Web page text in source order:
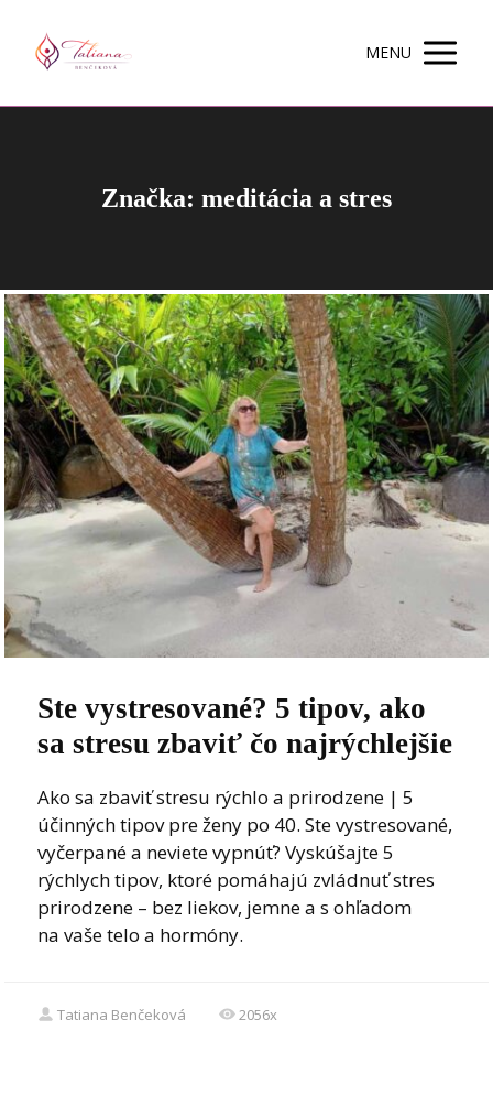
MENU
Značka: meditácia a stres
Ste vystresované? 5 tipov, ako
sa stresu zbaviť čo najrýchlejšie
Ako sa zbaviť stresu rýchlo a prirodzene | 5
účinných tipov pre ženy po 40. Ste vystresované,
vyčerpané a neviete vypnúť? Vyskúšajte 5
rýchlych tipov, ktoré pomáhajú zvládnuť stres
prirodzene – bez liekov, jemne a s ohľadom
na vaše telo a hormóny.
Tatiana Benčeková 2056x